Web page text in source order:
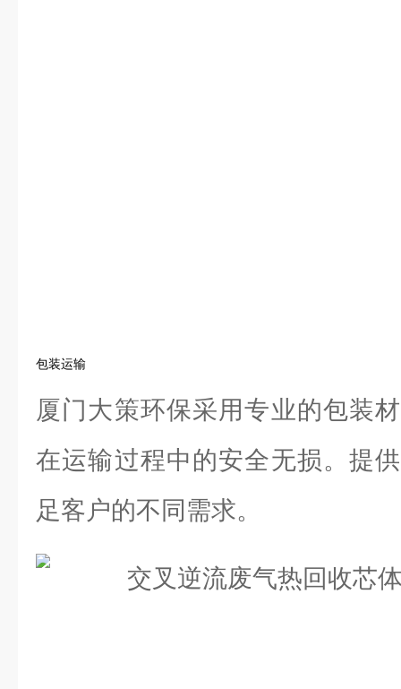
包装运输
厦门大策环保采用专业的包装
在运输过程中的安全无损。提
足客户的不同需求。